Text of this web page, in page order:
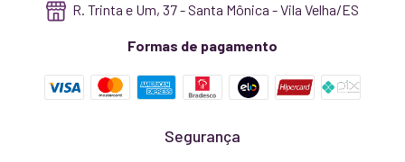
R. Trinta e Um, 37 - Santa Mônica - Vila Velha/ES
Formas de pagamento
Segurança